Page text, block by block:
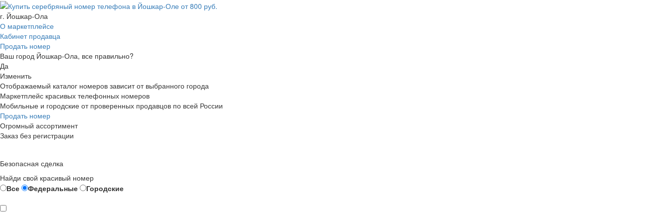
г. Йошкар-Ола
О маркетплейсе
Кабинет продавца
Продать номер
Ваш город Йошкар-Ола, все правильно?
Да
Изменить
Отображаемый каталог номеров зависит от выбранного города
Маркетплейс красивых телефонных номеров
Мобильные и городские от проверенных продавцов по всей России
Продать номер
Огромный ассортимент
Заказ без регистрации
Безопасная сделка
Найди свой красивый номер
Все
Федеральные Городские